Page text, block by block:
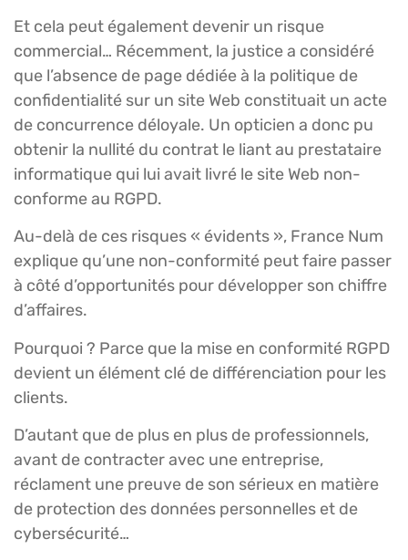
Et cela peut également devenir un risque
commercial… Récemment, la justice a considéré
que l’absence de page dédiée à la politique de
confidentialité sur un site Web constituait un acte
de concurrence déloyale. Un opticien a donc pu
obtenir la nullité du contrat le liant au prestataire
informatique qui lui avait livré le site Web non-
conforme au RGPD.
Au-delà de ces risques « évidents », France Num
explique qu’une non-conformité peut faire passer
à côté d’opportunités pour développer son chiffre
d’affaires.
Pourquoi ? Parce que la mise en conformité RGPD
devient un élément clé de différenciation pour les
clients.
D’autant que de plus en plus de professionnels,
avant de contracter avec une entreprise,
réclament une preuve de son sérieux en matière
de protection des données personnelles et de
cybersécurité…